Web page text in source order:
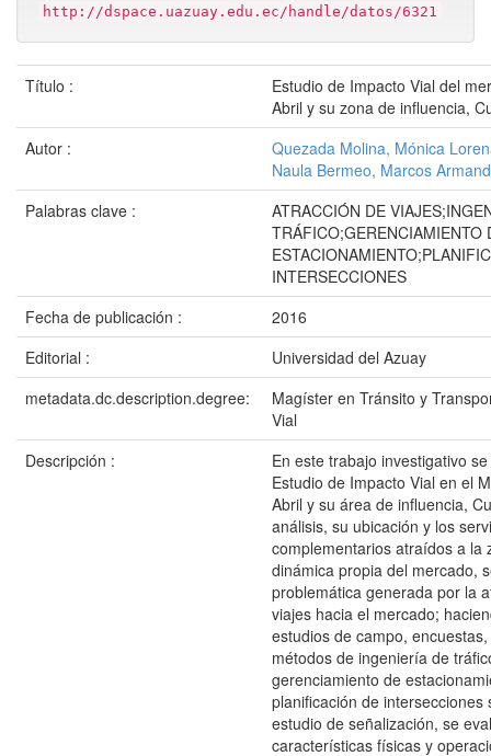
http://dspace.uazuay.edu.ec/handle/datos/6321
Título :
Estudio de Impacto Vial del
Abril y su zona de influencia,
Autor :
Quezada Molina, Mónica
Naula Bermeo, Marcos
Palabras clave :
ATRACCIÓN DE
TRÁFICO;GERENCIAMIENTO
INTERSECCIONES
Fecha de publicación :
2016
Editorial :
Universidad del Azuay
metadata.dc.description.degree:
Magíster en Tránsito y
Vial
Descripción :
En este trabajo investigativo
Estudio de Impacto Vial en el
Abril y su área de influencia,
análisis, su ubicación y los
complementarios atraídos a la
dinámica propia del mercado,
problemática generada por la
viajes hacia el mercado;
estudios de campo,
métodos de ingeniería de
gerenciamiento de
planificación de intersecciones
estudio de señalización, se
características físicas y